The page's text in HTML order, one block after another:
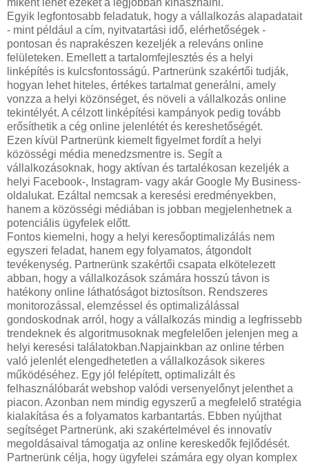
Egyik legfontosabb feladatuk, hogy a vállalkozás alapadatait
- mint például a cím, nyitvatartási idő, elérhetőségek -
pontosan és naprakészen kezeljék a releváns online
felületeken. Emellett a tartalomfejlesztés és a helyi
linképítés is kulcsfontosságú. Partnerünk szakértői tudják,
hogyan lehet hiteles, értékes tartalmat generálni, amely
vonzza a helyi közönséget, és növeli a vállalkozás online
tekintélyét. A célzott linképítési kampányok pedig tovább
erősíthetik a cég online jelenlétét és kereshetőségét.
Ezen kívül Partnerünk kiemelt figyelmet fordít a helyi
közösségi média menedzsmentre is. Segít a
vállalkozásoknak, hogy aktívan és tartalékosan kezeljék a
helyi Facebook-, Instagram- vagy akár Google My Business-
oldalukat. Ezáltal nemcsak a keresési eredményekben,
hanem a közösségi médiában is jobban megjelenhetnek a
potenciális ügyfelek előtt.
Fontos kiemelni, hogy a helyi keresőoptimalizálás nem
egyszeri feladat, hanem egy folyamatos, átgondolt
tevékenység. Partnerünk szakértői csapata elkötelezett
abban, hogy a vállalkozások számára hosszú távon is
hatékony online láthatóságot biztosítson. Rendszeres
monitorozással, elemzéssel és optimalizálással
gondoskodnak arról, hogy a vállalkozás mindig a legfrissebb
trendeknek és algoritmusoknak megfelelően jelenjen meg a
helyi keresési találatokban.Napjainkban az online térben
való jelenlét elengedhetetlen a vállalkozások sikeres
működéséhez. Egy jól felépített, optimalizált és
felhasználóbarát webshop valódi versenyelőnyt jelenthet a
piacon. Azonban nem mindig egyszerű a megfelelő stratégia
kialakítása és a folyamatos karbantartás. Ebben nyújthat
segítséget Partnerünk, aki szakértelmével és innovatív
megoldásaival támogatja az online kereskedők fejlődését.
Partnerünk célja, hogy ügyfelei számára egy olyan komplex